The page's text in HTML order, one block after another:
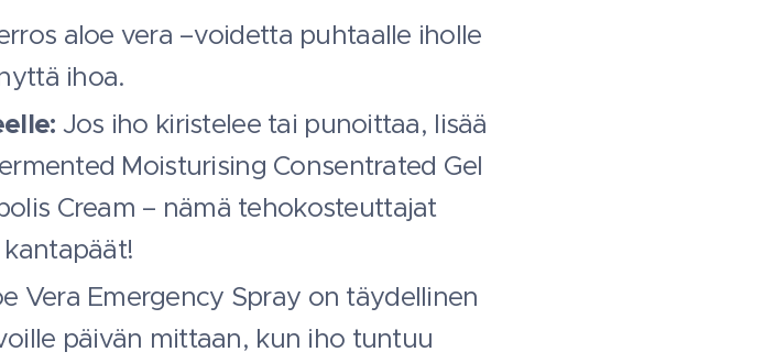
aloe vera –voidetta puhtaalle iholle
ihoa.
Jos iho kiristelee tai punoittaa, lisää
Moisturising Consentrated Gel
Cream – nämä tehokosteuttajat
Vera Emergency Spray on täydellinen
päivän mittaan, kun iho tuntuu